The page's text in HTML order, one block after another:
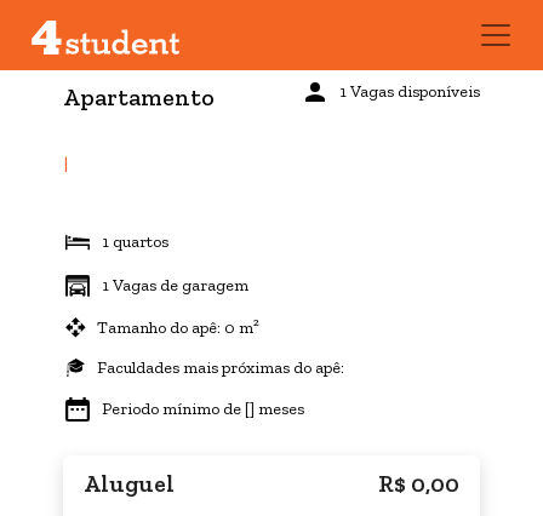
Apartamento
|
1 quartos
1 Vagas disponíveis
1 Vagas de garagem
Tamanho do apê: 0 m²
Faculdades mais próximas do apê:
Periodo mínimo de [] meses
Aluguel R$ 0,00